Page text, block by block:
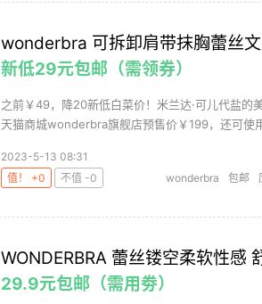
wonderbra 可拆卸肩带抹胸蕾丝
新低29元包邮（需领券）
之前￥49，降20新低白菜价！米兰达·可儿代盐的
天猫商城wonderbra旗舰店预售价￥199，还可使
2023-5-13 08:31
值！ +0
不值 -0 wonderbra 包邮
WONDERBRA 蕾丝镂空柔软性感
29.9元包邮（需用劵）